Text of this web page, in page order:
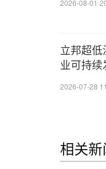
2026-08-01
立邦超
业可持
2026-07-28
相关新